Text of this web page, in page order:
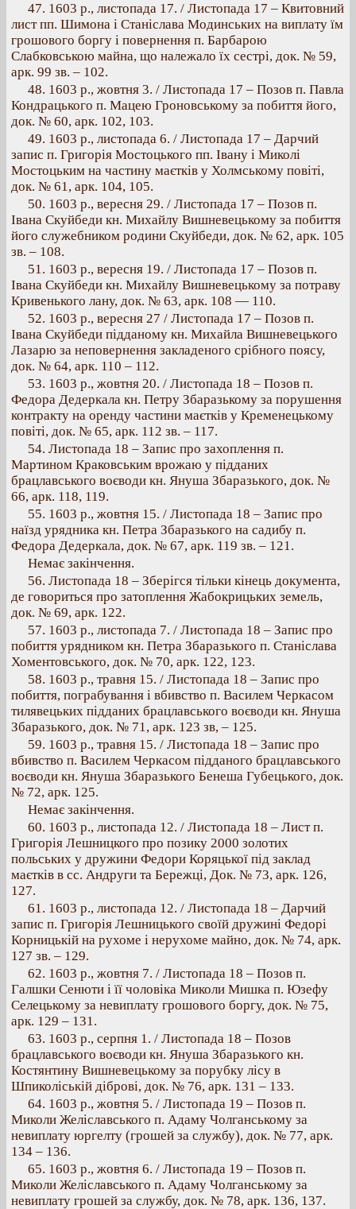
47. 1603 p., листопада 17. / Листопада 17 – Квитовний
лист пп. Шимона і Станіслава Модинських на виплату їм
грошового боргу і повернення п. Барбарою
Слабковською майна, що належало їх сестрі, док. № 59,
арк. 99 зв. – 102.
48. 1603 p., жовтня 3. / Листопада 17 – Позов п. Павла
Кондрацького п. Мацею Гроновському за побиття його,
док. № 60, арк. 102, 103.
49. 1603 p., листопада 6. / Листопада 17 – Дарчий
запис п. Григорія Мостоцького пп. Івану і Миколі
Мостоцьким на частину маєтків у Холмському повіті,
док. № 61, арк. 104, 105.
50. 1603 p., вересня 29. / Листопада 17 – Позов п.
Івана Скуйбеди кн. Михайлу Вишневецькому за побиття
його служебником родини Скуйбеди, док. № 62, арк. 105
зв. – 108.
51. 1603 p., вересня 19. / Листопада 17 – Позов п.
Івана Скуйбеди кн. Михайлу Вишневецькому за потраву
Кривенького лану, док. № 63, арк. 108 — 110.
52. 1603 р., вересня 27 / Листопада 17 – Позов п.
Івана Скуйбеди підданому кн. Михайла Вишневецького
Лазарю за неповернення закладеного срібного поясу,
док. № 64, арк. 110 – 112.
53. 1603 p., жовтня 20. / Листопада 18 – Позов п.
Федора Дедеркала кн. Петру Збаразькому за порушення
контракту на оренду частини маєтків у Кременецькому
повіті, док. № 65, арк. 112 зв. – 117.
54. Листопада 18 – Запис про захоплення п.
Мартином Краковським врожаю у підданих
брацлавського воєводи кн. Януша Збаразького, док. №
66, арк. 118, 119.
55. 1603 p., жовтня 15. / Листопада 18 – Запис про
наїзд урядника кн. Петра Збаразького на садибу п.
Федора Дедеркала, док. № 67, арк. 119 зв. – 121.
Немає закінчення.
56. Листопада 18 – Зберігся тільки кінець документа,
де говориться про затоплення Жабокрицьких земель,
док. № 69, арк. 122.
57. 1603 p., листопада 7. / Листопада 18 – Запис про
побиття урядником кн. Петра Збаразького п. Станіслава
Хоментовського, док. № 70, арк. 122, 123.
58. 1603 p., травня 15. / Листопада 18 – Запис про
побиття, пограбування і вбивство п. Василем Черкасом
тилявецьких підданих брацлавського воєводи кн. Януша
Збаразького, док. № 71, арк. 123 зв, – 125.
59. 1603 p., травня 15. / Листопада 18 – Запис про
вбивство п. Василем Черкасом підданого брацлавського
воєводи кн. Януша Збаразького Бенеша Губецького, док.
№ 72, арк. 125.
Немає закінчення.
60. 1603 p., листопада 12. / Листопада 18 – Лист п.
Григорія Лешницкого про позику 2000 золотих
польських у дружини Федори Коряцької під заклад
маєтків в сс. Андруги та Бережці, Док. № 73, арк. 126,
127.
61. 1603 p., листопада 12. / Листопада 18 – Дарчий
запис п. Григорія Лешницького своїй дружині Федорі
Корницькій на рухоме і нерухоме майно, док. № 74, арк.
127 зв. – 129.
62. 1603 p., жовтня 7. / Листопада 18 – Позов п.
Галшки Сенюти і її чоловіка Миколи Мишка п. Юзефу
Селецькому за невиплату грошового боргу, док. № 75,
арк. 129 – 131.
63. 1603 p., серпня 1. / Листопада 18 – Позов
брацлавського воєводи кн. Януша Збаразького кн.
Костянтину Вишневецькому за порубку лісу в
Шпиколіській діброві, док. № 76, арк. 131 – 133.
64. 1603 p., жовтня 5. / Листопада 19 – Позов п.
Миколи Желіславського п. Адаму Чолганському за
невиплату юргелту (грошей за службу), док. № 77, арк.
134 – 136.
65. 1603 p., жовтня 6. / Листопада 19 – Позов п.
Миколи Желіславського п. Адаму Чолганському за
невиплату грошей за службу, док. № 78, арк. 136, 137.